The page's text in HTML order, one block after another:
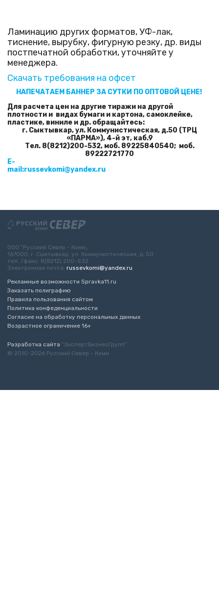
Ламинацию других форматов, УФ-лак,
тиснение, вырубку, фигурную резку, др. виды
постпечатной обработки, уточняйте у
менеджера.
Скачать требования на офсет
НАПЕЧАТАЕМ БАННЕР ЗА СУТКИ ПО ОПТОВОЙ ЦЕНЕ!
Для расчета цен на другие тиражи на другой
плотности и видах бумаги и картона, самоклейке,
пластике, виниле и др. обращайтесь:
г. Сыктывкар, ул. Коммунистическая, д.50 (ТРЦ
«ПАРМА»), 4-й эт, каб.9
Тел. 8(8212)200-532, моб. 89225840540;моб.
89222721770
E-
mail :russevkomi@yandex.ru
ООО “Русский Север - Коми„
167000, г. Сыктывкар, ул. Коммунистическая, д. 50
тел. /факс: 8(8212) 200-532
Электронная почта: russevkomi@yandex.ru
Рекламные возможности Spravka11.ru
Заказать полиграфию
Правила пользования сайтом
Политика конфеденциальности
Согласие на обработку персональных данных
Возрастное ограничение 16+
Разработка сайта “ЭкспертБизнесГрупп”
© 2010-2026 Русский Север - Коми